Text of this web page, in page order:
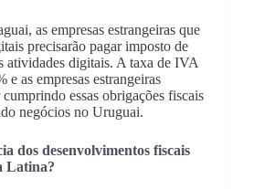
as empresas estrangeiras que
precisarão pagar imposto de
atividades digitais. A taxa de IVA
e as empresas estrangeiras
essas obrigações fiscais
negócios no Uruguai.
dos desenvolvimentos fiscais
Latina?